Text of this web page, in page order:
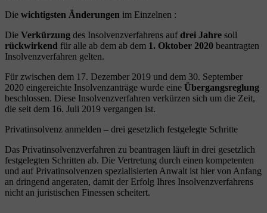
Die wichtigsten Änderungen im Einzelnen :
Die Verkürzung des Insolvenzverfahrens aufdrei Jahre soll
rückwirkend für alle ab dem ab dem 1. Oktober 2020 beantragten
Insolvenzverfahren gelten.
Für zwischen dem 17. Dezember 2019 und dem 30. September
2020 eingereichte Insolvenzanträge wurde eine Übergangsreglung
beschlossen. Diese Insolvenzverfahren verkürzen sich um die Zeit,
die seit dem 16. Juli 2019 vergangen ist.
Privatinsolvenz anmelden – drei gesetzlich festgelegte Schritte
Das Privatinsolvenzverfahren zu beantragen läuft in drei gesetzlich
festgelegten Schritten ab. Die Vertretung durch einen kompetenten
und auf Privatinsolvenzen spezialisierten Anwalt ist hier von Anfang
an dringend angeraten, damit der Erfolg Ihres Insolvenzverfahrens
nicht an juristischen Finessen scheitert.